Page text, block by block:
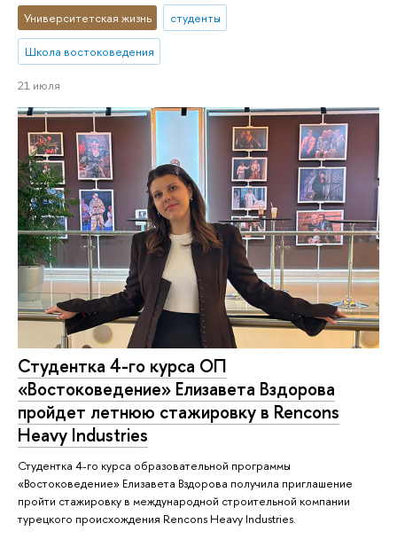
Университетская жизнь студенты
Школа востоковедения
21 июля
Студентка 4-го курса ОП
«Востоковедение» Елизавета Вздорова
пройдет летнюю стажировку в Rencons
Heavy Industries
Студентка 4-го курса образовательной программы
«Востоковедение» Елизавета Вздорова получила приглашение
пройти стажировку в международной строительной компании
турецкого происхождения Rencons Heavy Industries.